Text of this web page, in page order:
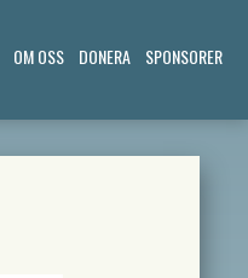
OM OSS DONERA SPONSORER